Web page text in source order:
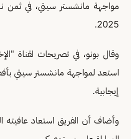
مواجهة مانشستر سيتي، في ثمن
2025.
وقال بونو، في تصريحات لقناة
استعد لمواجهة مانشستر سيتي
إيجابية.
وأضاف أن الفريق استعاد عافيته